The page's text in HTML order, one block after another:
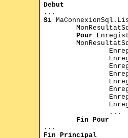
Debut
...
Si
Pour
...
Fin Pour
...
Fin Principal